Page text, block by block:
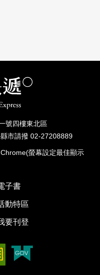
號四樓東北區
市請撥 02-27208889
螢幕設定最佳顯示
子書
動特區
要刊登